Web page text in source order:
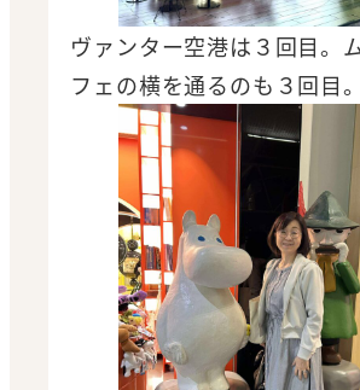
ヴァンター空港は３回目。
フェの横を通るのも３回目。